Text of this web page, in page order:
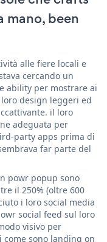
mano, been
alle fiere locali e
cercando un
ability per mostrare ai
design leggeri ed
il loro
adeguata per
party apps prima di
far parte del
powr popup sono
il 250% (oltre 600
i loro social media
social feed sul loro
visivo per
sono landing on